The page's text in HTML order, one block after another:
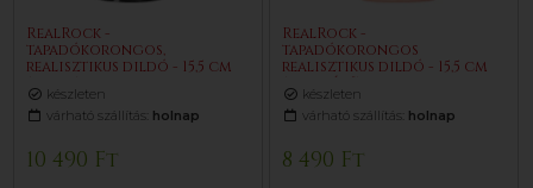
RealRock -
tapadókorongos,
realisztikus dildó - 15,5 cm
készleten
várható szállítás: holnap
10 490 Ft
RealRock -
tapadókorongos
realisztikus dildó - 15,5 cm
(testszínű)
készleten
várható szállítás: holnap
8 490 Ft